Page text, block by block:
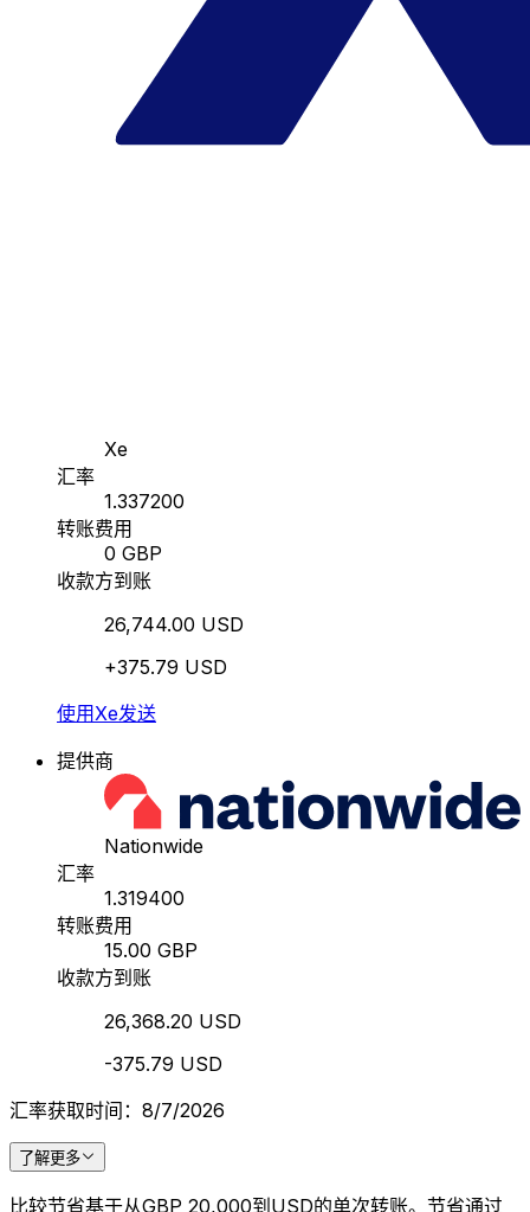
Xe
汇率
1.337200
转账费用
0 GBP
收款方到账
26,744.00 USD
+375.79 USD
使用Xe发送
提供商
Nationwide
汇率
1.319400
转账费用
15.00 GBP
收款方到账
26,368.20 USD
-375.79 USD
汇率获取时间：8/7/2026
了解更多
比较节省基于从GBP 20,000到USD的单次转账。节省通过